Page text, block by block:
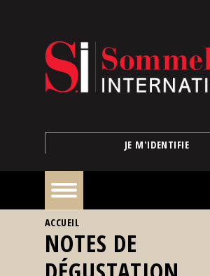
JE M'IDENTIFIE
À
la
une
VOUS ÊTES ICI
ACCUEIL
NOTES DE